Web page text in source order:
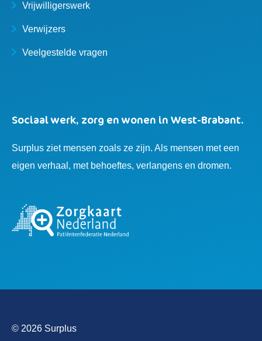
Vrijwilligerswerk
Verwijzers
Veelgestelde vragen
Sociaal werk, zorg en wonen in West-Brabant.
Surplus ziet mensen zoals ze zijn. Als mensen met een
eigen verhaal, met behoeftes, verlangens en dromen.
© 2026 Surplus